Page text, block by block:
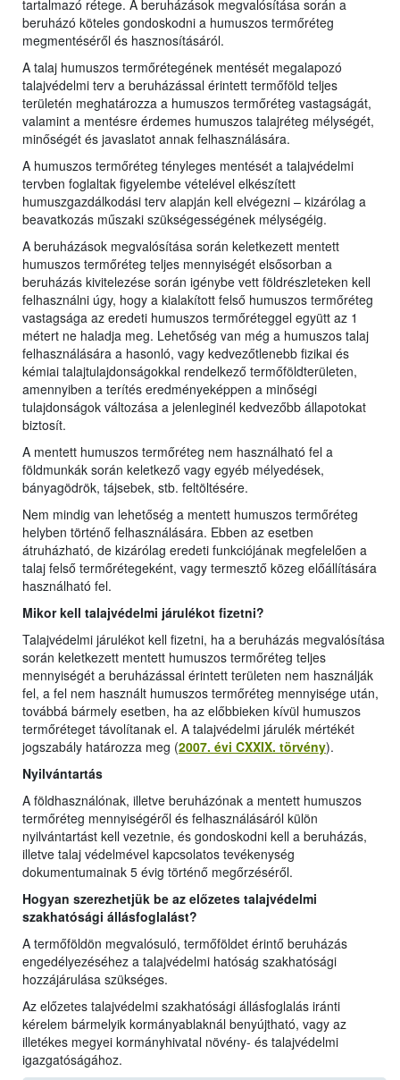
tartalmazó rétege. A beruházások megvalósítása során a
beruházó köteles gondoskodni a humuszos termőréteg
megmentéséről és hasznosításáról.
A talaj humuszos termőrétegének mentését megalapozó
talajvédelmi terv a beruházással érintett termőföld teljes
területén meghatározza a humuszos termőréteg vastagságát,
valamint a mentésre érdemes humuszos talajréteg mélységét,
minőségét és javaslatot annak felhasználására.
A humuszos termőréteg tényleges mentését a talajvédelmi
tervben foglaltak figyelembe vételével elkészített
humuszgazdálkodási terv alapján kell elvégezni – kizárólag a
beavatkozás műszaki szükségességének mélységéig.
A beruházások megvalósítása során keletkezett mentett
humuszos termőréteg teljes mennyiségét elsősorban a
beruházás kivitelezése során igénybe vett földrészleteken kell
felhasználni úgy, hogy a kialakított felső humuszos termőréteg
vastagsága az eredeti humuszos termőréteggel együtt az 1
métert ne haladja meg. Lehetőség van még a humuszos talaj
felhasználására a hasonló, vagy kedvezőtlenebb fizikai és
kémiai talajtulajdonságokkal rendelkező termőföldterületen,
amennyiben a terítés eredményeképpen a minőségi
tulajdonságok változása a jelenleginél kedvezőbb állapotokat
biztosít.
A mentett humuszos termőréteg nem használható fel a
földmunkák során keletkező vagy egyéb mélyedések,
bányagödrök, tájsebek, stb. feltöltésére.
Nem mindig van lehetőség a mentett humuszos termőréteg
helyben történő felhasználására. Ebben az esetben
átruházható, de kizárólag eredeti funkciójának megfelelően a
talaj felső termőrétegeként, vagy termesztő közeg előállítására
használható fel.
Mikor kell talajvédelmi járulékot fizetni?
Talajvédelmi járulékot kell fizetni, ha a beruházás megvalósítása
során keletkezett mentett humuszos termőréteg teljes
mennyiségét a beruházással érintett területen nem használják
fel, a fel nem használt humuszos termőréteg mennyisége után,
továbbá bármely esetben, ha az előbbieken kívül humuszos
termőréteget távolítanak el. A talajvédelmi járulék mértékét
jogszabály határozza meg (2007. évi CXXIX. törvény).
Nyilvántartás
A földhasználónak, illetve beruházónak a mentett humuszos
termőréteg mennyiségéről és felhasználásáról külön
nyilvántartást kell vezetnie, és gondoskodni kell a beruházás,
illetve talaj védelmével kapcsolatos tevékenység
dokumentumainak 5 évig történő megőrzéséről.
Hogyan szerezhetjük be az előzetes talajvédelmi
szakhatósági állásfoglalást?
A termőföldön megvalósuló, termőföldet érintő beruházás
engedélyezéséhez a talajvédelmi hatóság szakhatósági
hozzájárulása szükséges.
Az előzetes talajvédelmi szakhatósági állásfoglalás iránti
kérelem bármelyik kormányablaknál benyújtható, vagy az
illetékes megyei kormányhivatal növény- és talajvédelmi
igazgatóságához.